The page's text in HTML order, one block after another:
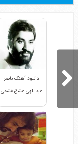
دانلود آهنگ ناصر
عبداللهی عشق قشمی